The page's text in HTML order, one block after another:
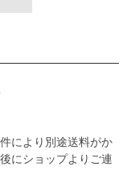
により別途送料がか
にショップよりご連